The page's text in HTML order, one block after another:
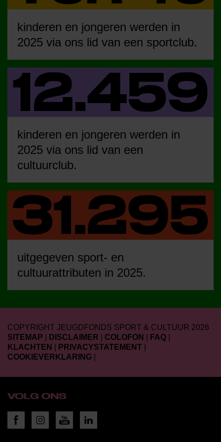
kinderen en jongeren werden in
2025 via ons lid van een sportclub.
kinderen en jongeren werden in
2025 via ons lid van een
cultuurclub.
uitgegeven sport- en
cultuurattributen in 2025.
COPYRIGHT JEUGDFONDS SPORT & CULTUUR 2026
SITEMAP
DISCLAIMER COLOFON FAQ
KLACHTEN
PRIVACYSTATEMENT
COOKIEVERKLARING
VOLG ONS